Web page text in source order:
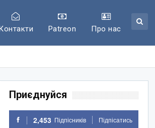
Patreon Про нас
Приєднуйся
2,453 Підпісників Підпісатись